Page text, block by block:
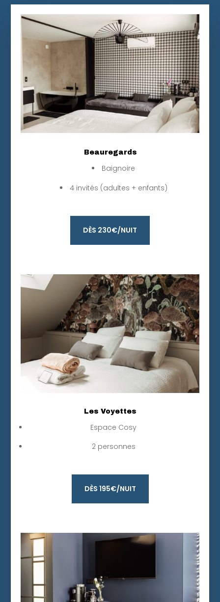
Beauregards
Baignoire
4 invités (adultes + enfants)
DÈS 230€/NUIT
Les Voyettes
Espace Cosy
2 personnes
DÈS 195€/NUIT